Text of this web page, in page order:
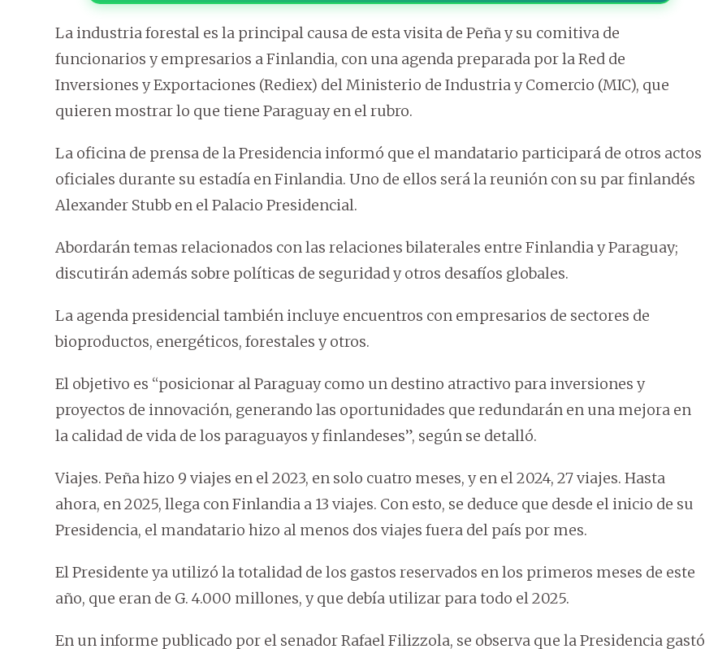
La industria forestal es la principal causa de esta visita de Peña y su comitiva de
funcionarios y empresarios a Finlandia, con una agenda preparada por la Red de
Inversiones y Exportaciones (Rediex) del Ministerio de Industria y Comercio (MIC), que
quieren mostrar lo que tiene Paraguay en el rubro.
La oficina de prensa de la Presidencia informó que el mandatario participará de otros actos
oficiales durante su estadía en Finlandia. Uno de ellos será la reunión con su par finlandés
Alexander Stubb en el Palacio Presidencial.
Abordarán temas relacionados con las relaciones bilaterales entre Finlandia y Paraguay;
discutirán además sobre políticas de seguridad y otros desafíos globales.
La agenda presidencial también incluye encuentros con empresarios de sectores de
bioproductos, energéticos, forestales y otros.
El objetivo es “posicionar al Paraguay como un destino atractivo para inversiones y
proyectos de innovación, generando las oportunidades que redundarán en una mejora en
la calidad de vida de los paraguayos y finlandeses”, según se detalló.
Viajes. Peña hizo 9 viajes en el 2023, en solo cuatro meses, y en el 2024, 27 viajes. Hasta
ahora, en 2025, llega con Finlandia a 13 viajes. Con esto, se deduce que desde el inicio de su
Presidencia, el mandatario hizo al menos dos viajes fuera del país por mes.
El Presidente ya utilizó la totalidad de los gastos reservados en los primeros meses de este
año, que eran de G. 4.000 millones, y que debía utilizar para todo el 2025.
En un informe publicado por el senador Rafael Filizzola, se observa que la Presidencia gastó